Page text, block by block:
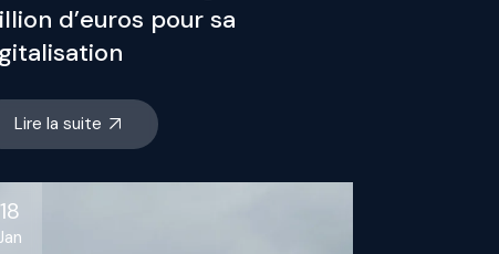
d’euros pour sa
Lire la suite
18